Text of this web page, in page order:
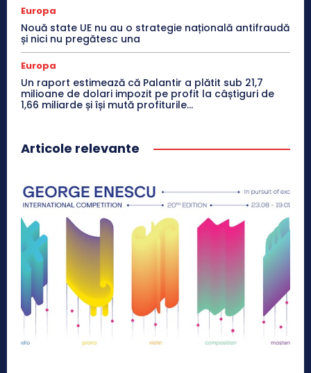
Europa
Nouă state UE nu au o strategie națională antifraudă
și nici nu pregătesc una
Europa
Un raport estimează că Palantir a plătit sub 21,7
milioane de dolari impozit pe profit la câștiguri de
1,66 miliarde și își mută profiturile...
Articole relevante